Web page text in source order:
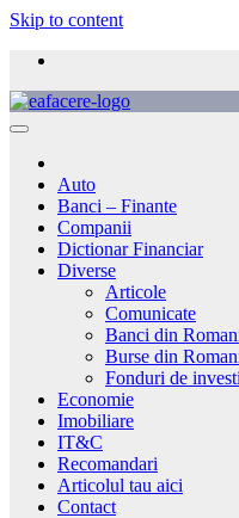
Skip to content
Auto
Banci – Finante
Companii
Dictionar Financiar
Diverse
Articole
Comunicate
Banci din
Burse din
Fonduri de
Economie
Imobiliare
IT&C
Recomandari
Articolul tau aici
Contact